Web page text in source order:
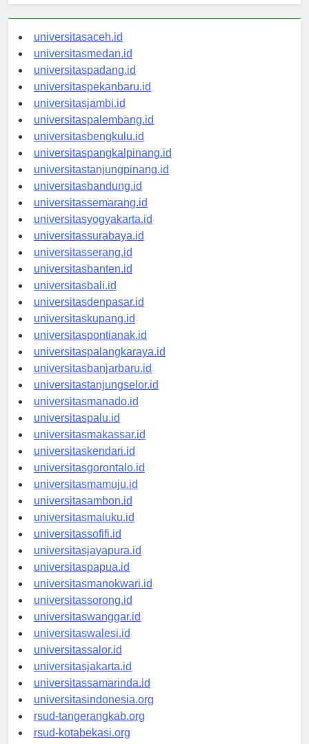
universitasaceh.id
universitasmedan.id
universitaspadang.id
universitaspekanbaru.id
universitasjambi.id
universitaspalembang.id
universitasbengkulu.id
universitaspangkalpinang.id
universitastanjungpinang.id
universitasbandung.id
universitassemarang.id
universitasyogyakarta.id
universitassurabaya.id
universitasserang.id
universitasbanten.id
universitasbali.id
universitasdenpasar.id
universitaskupang.id
universitaspontianak.id
universitaspalangkaraya.id
universitasbanjarbaru.id
universitastanjungselor.id
universitasmanado.id
universitaspalu.id
universitasmakassar.id
universitaskendari.id
universitasgorontalo.id
universitasmamuju.id
universitasambon.id
universitasmaluku.id
universitassofifi.id
universitasjayapura.id
universitaspapua.id
universitasmanokwari.id
universitassorong.id
universitaswanggar.id
universitaswalesi.id
universitassalor.id
universitasjakarta.id
universitassamarinda.id
universitasindonesia.org
rsud-tangerangkab.org